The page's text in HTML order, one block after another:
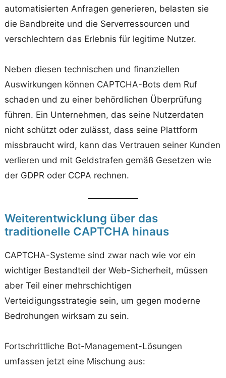
automatisierten Anfragen generieren, belasten sie
die Bandbreite und die Serverressourcen und
verschlechtern das Erlebnis für legitime Nutzer.
Neben diesen technischen und finanziellen
Auswirkungen können CAPTCHA-Bots dem Ruf
schaden und zu einer behördlichen Überprüfung
führen. Ein Unternehmen, das seine Nutzerdaten
nicht schützt oder zulässt, dass seine Plattform
missbraucht wird, kann das Vertrauen seiner Kunden
verlieren und mit Geldstrafen gemäß Gesetzen wie
der GDPR oder CCPA rechnen.
Weiterentwicklung über das
traditionelle CAPTCHA hinaus
CAPTCHA-Systeme sind zwar nach wie vor ein
wichtiger Bestandteil der Web-Sicherheit, müssen
aber Teil einer mehrschichtigen
Verteidigungsstrategie sein, um gegen moderne
Bedrohungen wirksam zu sein.
Fortschrittliche Bot-Management-Lösungen
umfassen jetzt eine Mischung aus: